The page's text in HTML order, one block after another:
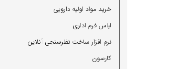
خرید مواد اولیه دارویی
لباس فرم اداری
نرم افزار ساخت نظرسنجی آنلاین
كارسون